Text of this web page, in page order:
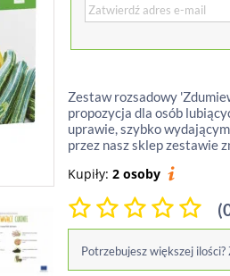
Zestaw rozsadowy
propozycja dla osób
uprawie, szybko
przez nasz sklep zestawie
Kupiły: 2 osoby
Potrzebujesz większej